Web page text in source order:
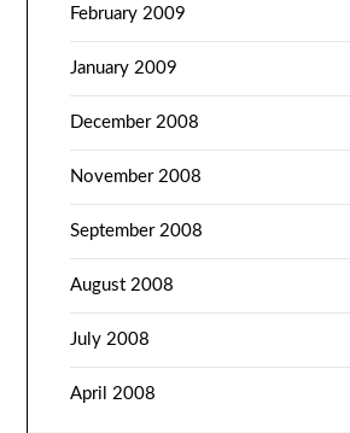
February 2009
January 2009
December 2008
November 2008
September 2008
August 2008
July 2008
April 2008